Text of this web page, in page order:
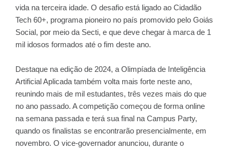
vida na terceira idade. O desafio está ligado ao Cidadão
Tech 60+, programa pioneiro no país promovido pelo Goiás
Social, por meio da Secti, e que deve chegar à marca de 1
mil idosos formados até o fim deste ano.
Destaque na edição de 2024, a Olimpíada de Inteligência
Artificial Aplicada também volta mais forte neste ano,
reunindo mais de mil estudantes, três vezes mais do que
no ano passado. A competição começou de forma online
na semana passada e terá sua final na Campus Party,
quando os finalistas se encontrarão presencialmente, em
novembro. O vice-governador anunciou, durante o